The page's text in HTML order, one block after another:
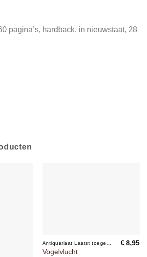
pagina’s, hardback, in nieuwstaat, 28
Vogelvlucht
€ 8,95